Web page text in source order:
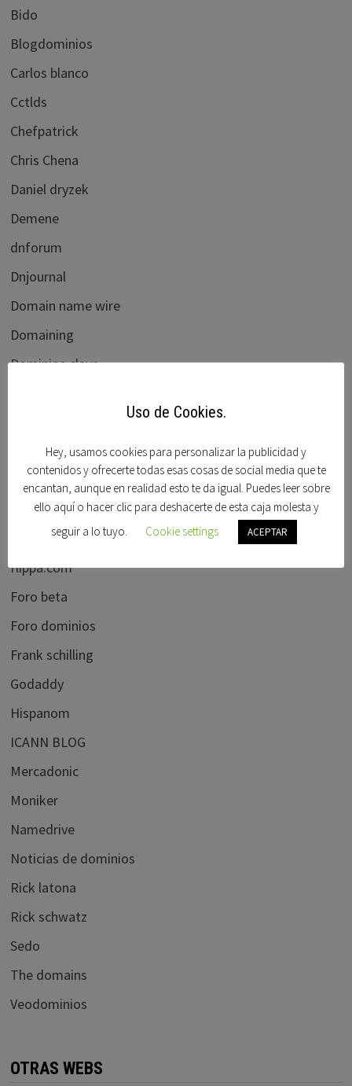
Bido
Blogdominios
Carlos blanco
Cctlds
Chefpatrick
Chris Chena
Daniel dryzek
Demene
dnforum
Dnjournal
Domain name wire
Domaining
Dominios clave
Domisfera
Domobay
Ebay
Elliots blog
flippa.com
Foro beta
Foro dominios
Frank schilling
Godaddy
Hispanom
ICANN BLOG
Mercadonic
Moniker
Namedrive
Noticias de dominios
Rick latona
Rick schwatz
Sedo
The domains
Veodominios
OTRAS WEBS
Uso de Cookies.
Hey, usamos cookies para personalizar la publicidad y
contenidos y ofrecerte todas esas cosas de social media que te
encantan, aunque en realidad esto te da igual. Puedes leer sobre
ello aquí o hacer clic para deshacerte de esta caja molesta y
seguir a lo tuyo.
Cookie settings ACEPTAR